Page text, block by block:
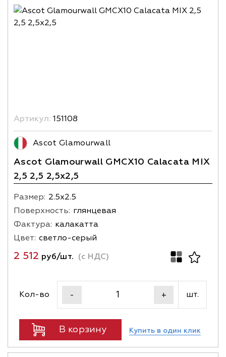
Артикул: 151108
Ascot Glamourwall
Ascot Glamourwall GMCX10 Calacata MIX
2,5 2,5 2,5x2,5
Размер: 2.5х2.5
Поверхность: глянцевая
Фактура: калакатта
Цвет: светло-серый
2 512 руб/шт. (с НДС)
Кол-во - + шт.
В корзину Купить в один клик